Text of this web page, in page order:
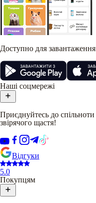
Доступно для
Наші соцмережі
Приєднуйтесь до спільноти
звірячого щастя!
Відгуки
5.0
Покупцям